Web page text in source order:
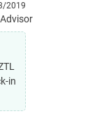
2019
in